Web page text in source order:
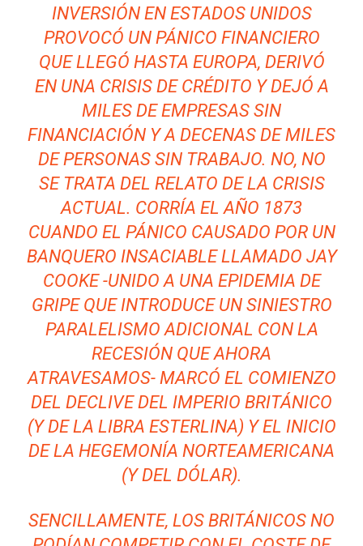
INVERSIÓN EN ESTADOS UNIDOS
PROVOCÓ UN PÁNICO FINANCIERO
QUE LLEGÓ HASTA EUROPA, DERIVÓ
EN UNA CRISIS DE CRÉDITO Y DEJÓ A
MILES DE EMPRESAS SIN
FINANCIACIÓN Y A DECENAS DE MILES
DE PERSONAS SIN TRABAJO. NO, NO
SE TRATA DEL RELATO DE LA CRISIS
ACTUAL. CORRÍA EL AÑO 1873
CUANDO EL PÁNICO CAUSADO POR UN
BANQUERO INSACIABLE LLAMADO JAY
COOKE -UNIDO A UNA EPIDEMIA DE
GRIPE QUE INTRODUCE UN SINIESTRO
PARALELISMO ADICIONAL CON LA
RECESIÓN QUE AHORA
ATRAVESAMOS- MARCÓ EL COMIENZO
DEL DECLIVE DEL IMPERIO BRITÁNICO
(Y DE LA LIBRA ESTERLINA) Y EL INICIO
DE LA HEGEMONÍA NORTEAMERICANA
(Y DEL DÓLAR).
SENCILLAMENTE, LOS BRITÁNICOS NO